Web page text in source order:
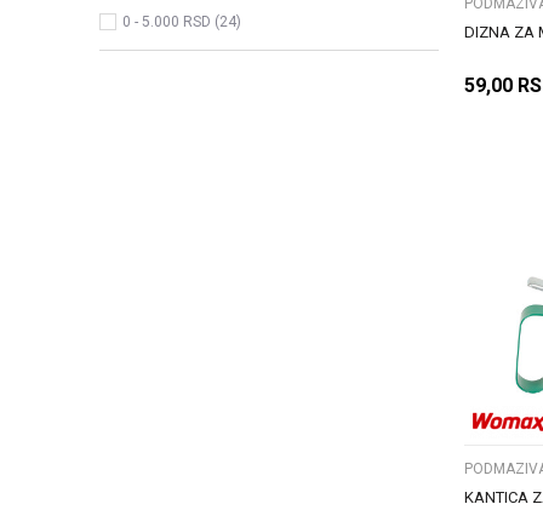
0 - 5.000 RSD (24)
DIZNA ZA
59,00
KANTICA